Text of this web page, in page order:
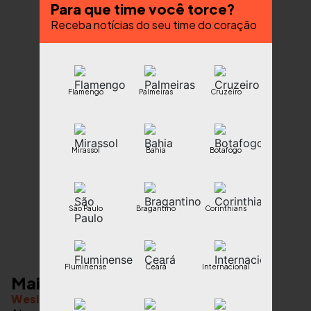
Mais notícias
Wesley fica próximo do Everton
Para que time você torce?
Receba notícias do seu time do coração
Flamengo Palmeiras Cruzeiro
Mirassol Bahia Botafogo
São Paulo Bragantino Corinthians
Fluminense Ceará Internacional